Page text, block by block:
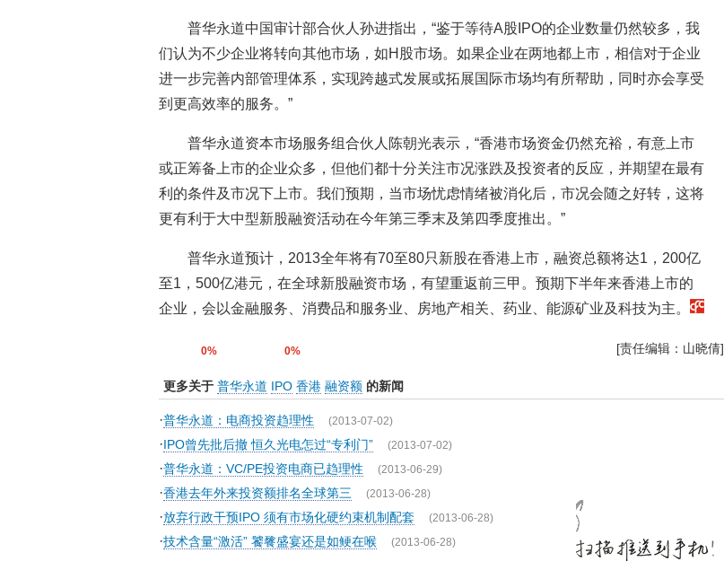
普华永道中国审计部合伙人孙进指出，“鉴于等待A股IPO的企业数量仍然较多，我
们认为不少企业将转向其他市场，如H股市场。如果企业在两地都上市，相信对于企业
进一步完善内部管理体系，实现跨越式发展或拓展国际市场均有所帮助，同时亦会享受
到更高效率的服务。”
普华永道资本市场服务组合伙人陈朝光表示，“香港市场资金仍然充裕，有意上市
或正筹备上市的企业众多，但他们都十分关注市况涨跌及投资者的反应，并期望在最有
利的条件及市况下上市。我们预期，当市场忧虑情绪被消化后，市况会随之好转，这将
更有利于大中型新股融资活动在今年第三季末及第四季度推出。”
普华永道预计，2013全年将有70至80只新股在香港上市，融资总额将达1，200亿
至1，500亿港元，在全球新股融资市场，有望重返前三甲。预期下半年来香港上市的
企业，会以金融服务、消费品和服务业、房地产相关、药业、能源矿业及科技为主。
0% 0% [责任编辑：山晓倩]
更多关于 普华永道 IPO 香港 融资额 的新闻
·普华永道：电商投资趋理性 (2013-07-02)
·IPO曾先批后撤 恒久光电怎过“专利门” (2013-07-02)
·普华永道：VC/PE投资电商已趋理性 (2013-06-29)
·香港去年外来投资额排名全球第三 (2013-06-28)
·放弃行政干预IPO 须有市场化硬约束机制配套 (2013-06-28)
·技术含量“激活” 饕餮盛宴还是如鲠在喉 (2013-06-28)